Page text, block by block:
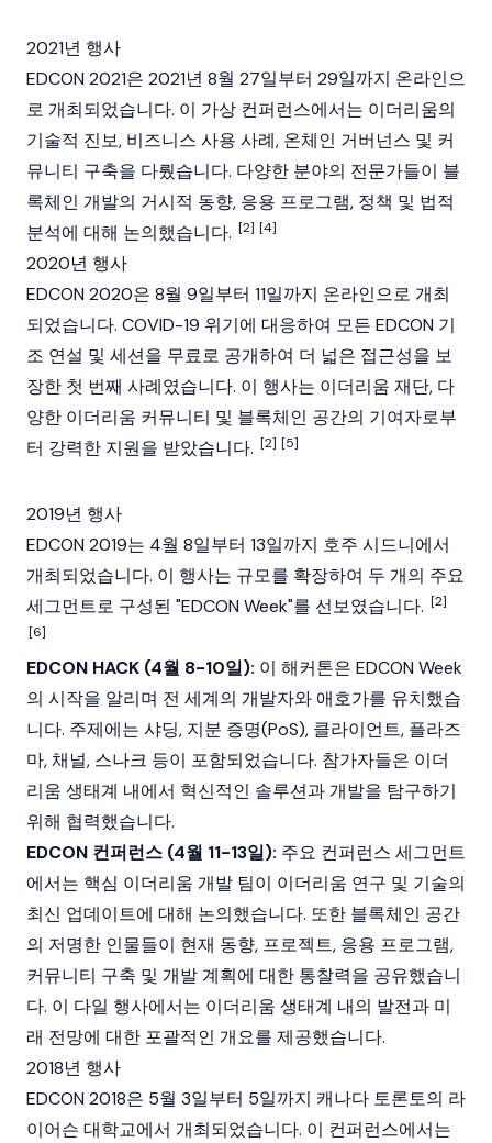
2021년 행사
EDCON 2021은 2021년 8월 27일부터 29일까지 온라인으
로 개최되었습니다. 이 가상 컨퍼런스에서는 이더리움의
기술적 진보, 비즈니스 사용 사례, 온체인 거버넌스 및 커
뮤니티 구축을 다뤘습니다. 다양한 분야의 전문가들이 블
록체인 개발의 거시적 동향, 응용 프로그램, 정책 및 법적
분석에 대해 논의했습니다. [2] [4]
2020년 행사
EDCON 2020은 8월 9일부터 11일까지 온라인으로 개최
되었습니다. COVID-19 위기에 대응하여 모든 EDCON 기
조 연설 및 세션을 무료로 공개하여 더 넓은 접근성을 보
장한 첫 번째 사례였습니다. 이 행사는 이더리움 재단, 다
양한 이더리움 커뮤니티 및 블록체인 공간의 기여자로부
터 강력한 지원을 받았습니다. [2] [5]
2019년 행사
EDCON 2019는 4월 8일부터 13일까지 호주 시드니에서
개최되었습니다. 이 행사는 규모를 확장하여 두 개의 주요
세그먼트로 구성된 "EDCON Week"를 선보였습니다. [2]
[6]
EDCON HACK (4월 8-10일): 이 해커톤은 EDCON Week
의 시작을 알리며 전 세계의 개발자와 애호가를 유치했습
니다. 주제에는 샤딩, 지분 증명(PoS), 클라이언트, 플라즈
마, 채널, 스나크 등이 포함되었습니다. 참가자들은 이더
리움 생태계 내에서 혁신적인 솔루션과 개발을 탐구하기
위해 협력했습니다.
EDCON 컨퍼런스 (4월 11-13일): 주요 컨퍼런스 세그먼트
에서는 핵심 이더리움 개발 팀이 이더리움 연구 및 기술의
최신 업데이트에 대해 논의했습니다. 또한 블록체인 공간
의 저명한 인물들이 현재 동향, 프로젝트, 응용 프로그램,
커뮤니티 구축 및 개발 계획에 대한 통찰력을 공유했습니
다. 이 다일 행사에서는 이더리움 생태계 내의 발전과 미
래 전망에 대한 포괄적인 개요를 제공했습니다.
2018년 행사
EDCON 2018은 5월 3일부터 5일까지 캐나다 토론토의 라
이어슨 대학교에서 개최되었습니다. 이 컨퍼런스에서는